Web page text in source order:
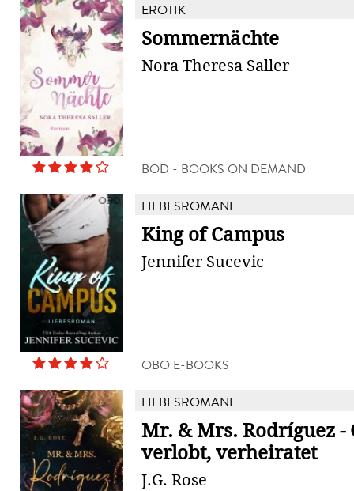
EROTIK
Sommernächte
Nora Theresa Saller
BOD - BOOKS ON DEMAND
LIEBESROMANE
King of Campus
Jennifer Sucevic
OBO E-BOOKS
LIEBESROMANE
Mr. & Mrs. Rodríguez -
verlobt, verheiratet
J.G. Rose